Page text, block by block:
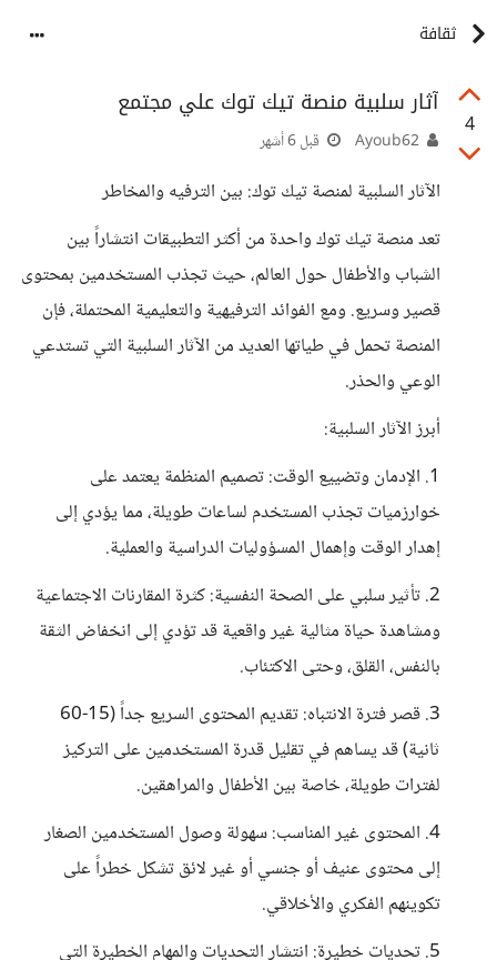
ثقافة
4
آثار سلبية منصة تيك توك علي مجتمع
قبل 6 أشهر
الآثار السلبية لمنصة تيك توك: بين الترفيه والمخاطر
تعد منصة تيك توك واحدة من أكثر التطبيقات انتشاراً بين
الشباب والأطفال حول العالم، حيث تجذب المستخدمين بمحتوى
قصير وسريع. ومع الفوائد الترفيهية والتعليمية المحتملة، فإن
المنصة تحمل في طياتها العديد من الآثار السلبية التي تستدعي
الوعي والحذر.
أبرز الآثار السلبية:
1. الإدمان وتضييع الوقت: تصميم المنظمة يعتمد على
خوارزميات تجذب المستخدم لساعات طويلة، مما يؤدي إلى
إهدار الوقت وإهمال المسؤوليات الدراسية والعملية.
2. تأثير سلبي على الصحة النفسية: كثرة المقارنات الاجتماعية
ومشاهدة حياة مثالية غير واقعية قد تؤدي إلى انخفاض الثقة
بالنفس، القلق، وحتى الاكتئاب.
3. قصر فترة الانتباه: تقديم المحتوى السريع جداً (15-60
ثانية) قد يساهم في تقليل قدرة المستخدمين على التركيز
لفترات طويلة، خاصة بين الأطفال والمراهقين.
4. المحتوى غير المناسب: سهولة وصول المستخدمين الصغار
إلى محتوى عنيف أو جنسي أو غير لائق تشكل خطراً على
تكوينهم الفكري والأخلاقي.
5. تحديات خطيرة: انتشار التحديات والمهام الخطيرة التي